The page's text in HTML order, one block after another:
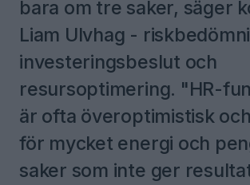
bara om tre saker, säger
Liam Ulvhag -
investeringsbeslut och
resursoptimering. "HR-
är ofta överoptimistisk
för mycket energi och
saker som inte ger